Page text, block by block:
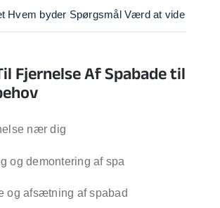
Hvem byder Spørgsmål Værd at vide
Fjernelse Af Spabade til
nær dig
og demontering af spa
og afsætning af spabad